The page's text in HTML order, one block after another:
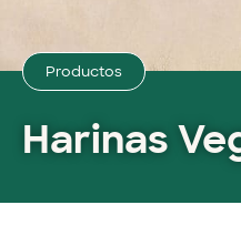
Productos
Harinas